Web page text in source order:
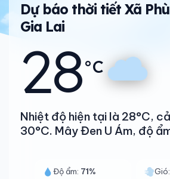
Dự báo thời tiết Xã
Gia Lai
28°C
Nhiệt độ hiện tại là 28°C,
30°C. Mây Đen U Ám, độ
Độ ẩm: 71%